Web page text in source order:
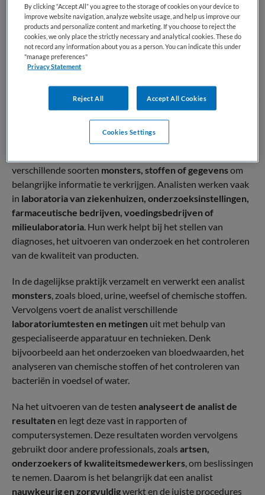
hun onderzoek leveren zij belangrijke informatie die
bijdraagt aan de gezondheidszorg, wetenschap, industrie en
het milieu.
Wat doet een Analist
verschillende soorten monsters, stoffen of gegevensom
belangrijke informatie te verkrijgen. Analisten werken vaak
in laboratoria van ziekenhuizen, onderzoeksinstellingen,
farmaceutische bedrijven, voedingsbedrijven of
milieulaboratoria. Hun werk helpt bij het stellen van
diagnoses, het uitvoeren van onderzoek en het controleren
van de kwaliteit van producten.
In de dagelijkse praktijk verzamelt en verwerkt een analist
monsters, zoals bloed, urine, weefsel of chemische stoffen.
Vervolgens voert de analist verschillende
laboratoriumtesten en metingen uit met behulp van
gespecialiseerde apparatuur en technieken. Denk
bijvoorbeeld aan het onderzoeken van bloedwaarden, het
analyseren van chemische stoffen of het controleren van
bacteriën in voedsel of water.
Na het uitvoeren van de testen analyseert de analist de
resultaten en legt deze vast in rapporten of
computersystemen. Deze resultaten worden vervolgens
gebruikt door andere professionals, zoals artsen,
onderzoekers of kwaliteitsmedewerkers, om beslissingen
te nemen. Daarom is het belangrijk dat een analist
nauwkeurig en zorgvuldigwerkt en de juiste procedures
By clicking “Accept All” you agree to the storage of cookies on your device to
improve website navigation, analyze website usage, and help us improve our
products and personalize content and marketing. If you choose to reject the
cookies, we only place the strictly necessary and analytical cookies. These do
not record any information about you as a person. You can indicate this under
"manage preferences"
Privacy Statement
Reject All Accept All Cookies
Cookies Settings